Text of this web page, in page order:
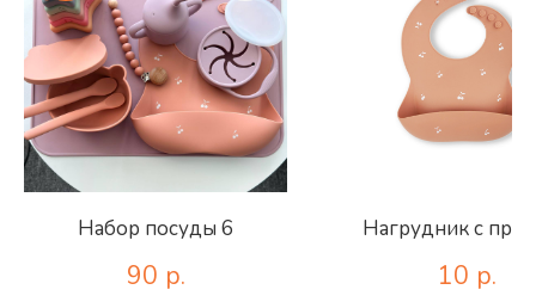
Набор посуды 6
90 р.
Нагрудник с
10 р.